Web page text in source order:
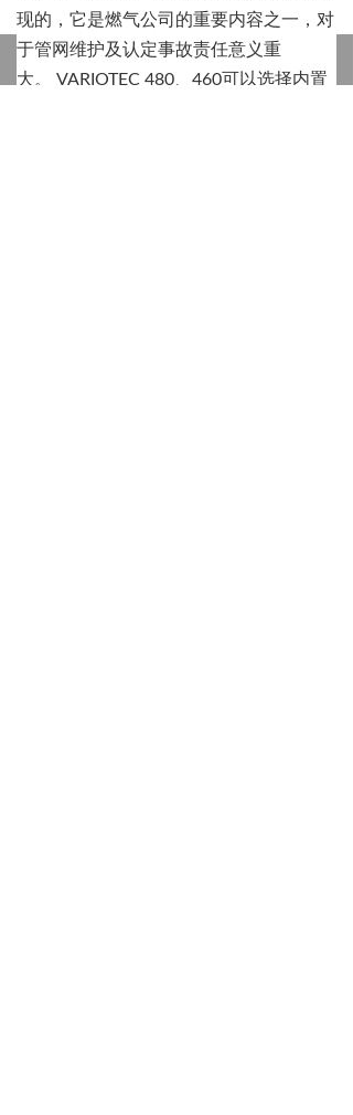
现的，它是燃气公司的重要内容之一，对
于管网维护及认定事故责任意义重
大。
VARIOTEC 480 460可以选择内置
낀
首页
뀵
产品
넙
行业
뀁
关于我们 认证